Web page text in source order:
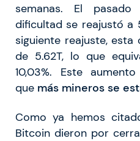
semanas. El
dificultad se reajustó a
siguiente reajuste,
de 5.62T, lo que
10,03%. Este
que más mineros se
Como ya hemos
Bitcoin dieron por